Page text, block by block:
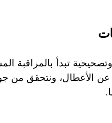
تبدأ بالمراقبة
الأعطال، ونتحقق من